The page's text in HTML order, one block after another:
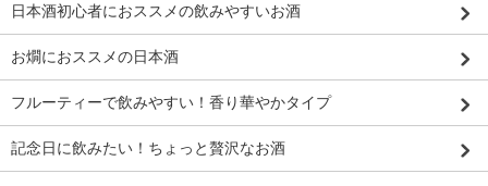
日本酒初心者におススメの飲みやすいお酒
お燗におススメの日本酒
フルーティーで飲みやすい！香り華やかタイプ
記念日に飲みたい！ちょっと贅沢なお酒